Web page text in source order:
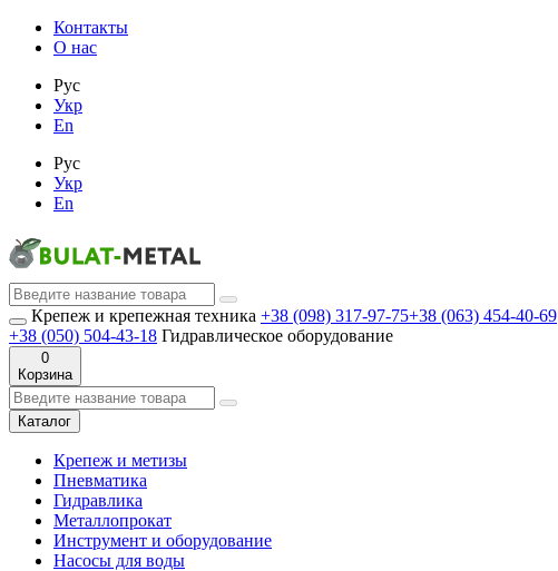
Контакты
О нас
Рус
Укр
En
Рус
Укр
En
Крепеж и крепежная техника +38 (098) 317-97-75+38 (063) 454-40-69
+38 (050) 504-43-18 Гидравлическое оборудование
0
Корзина
Каталог
Крепеж и метизы
Пневматика
Гидравлика
Металлопрокат
Инструмент и оборудование
Насосы для воды